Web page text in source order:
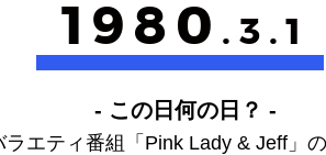
1980 .3.1
- この日何の日？ -
ラエティ番組「Pink Lady & Jeff」